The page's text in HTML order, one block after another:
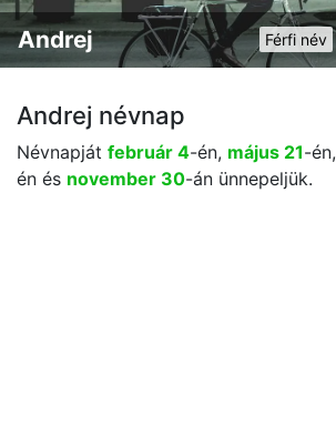
Férfi név
Andrej
Andrej névnap
Névnapját február 4-én, május 21-én,
én és november 30-án ünnepeljük.